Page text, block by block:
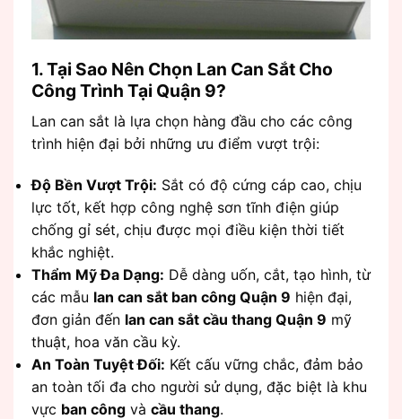
1. Tại Sao Nên Chọn Lan Can Sắt Cho
Công Trình Tại Quận 9?
Lan can sắt là lựa chọn hàng đầu cho các công
trình hiện đại bởi những ưu điểm vượt trội:
Độ Bền Vượt Trội: Sắt có độ cứng cáp cao, chịu
lực tốt, kết hợp công nghệ sơn tĩnh điện giúp
chống gỉ sét, chịu được mọi điều kiện thời tiết
khắc nghiệt.
Thẩm Mỹ Đa Dạng: Dễ dàng uốn, cắt, tạo hình, từ
các mẫu lan can sắt ban công Quận 9 hiện đại,
đơn giản đến lan can sắt cầu thang Quận 9 mỹ
thuật, hoa văn cầu kỳ.
An Toàn Tuyệt Đối: Kết cấu vững chắc, đảm bảo
an toàn tối đa cho người sử dụng, đặc biệt là khu
vực ban công và cầu thang.